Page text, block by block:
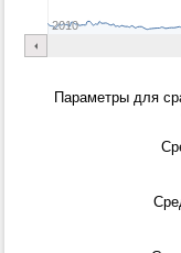
2010
Параметры для